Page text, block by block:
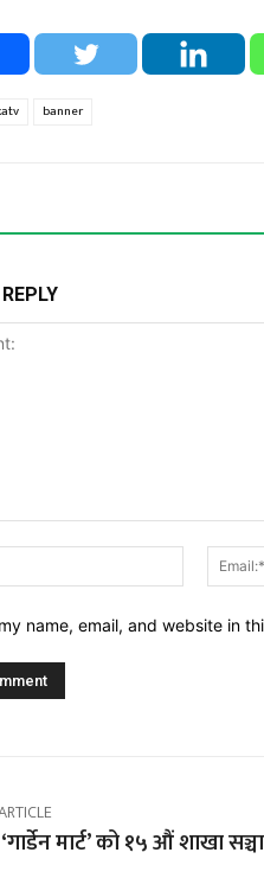
banner
Name:*
name, email, and website in
मार्ट’ को १५ औं शाखा